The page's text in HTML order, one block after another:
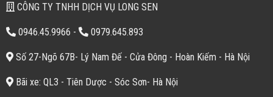
CÔNG TY TNHH DỊCH VỤ LONG SEN
0946.45.9966 - 0979.645.893
Số 27-Ngõ 67B- Lý Nam Đế - Cửa Đông - Hoàn Kiếm - Hà Nội
Bãi xe: QL3 - Tiên Dược - Sóc Sơn- Hà Nội